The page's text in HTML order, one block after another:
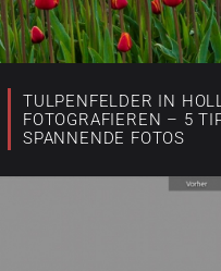
TULPENFELDER IN
FOTOGRAFIEREN – 5
SPANNENDE FOTOS